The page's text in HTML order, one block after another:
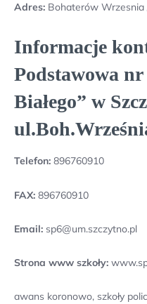
Adres: Bohaterów Wrzesnia
Informacje
Podstawowa
Białego” w
Telefon: 896760910
FAX: 896760910
Email: sp6@um.szczytno.pl
Strona www szkoły:
awans koronowo, szkoły